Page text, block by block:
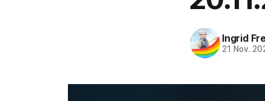
Ingrid
21 Nov.